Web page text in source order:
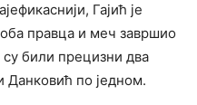
Гајић је
правца и меч завршио
били прецизни два
Данковић по једном.